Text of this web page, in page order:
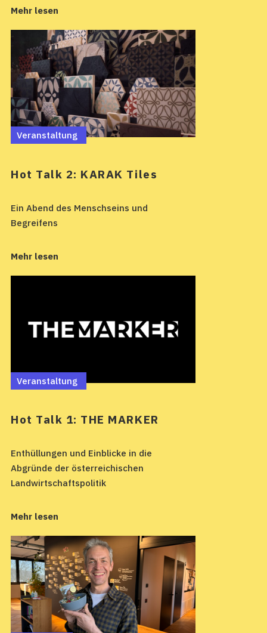
Mehr lesen
Veranstaltung
Hot Talk 2: KARAK Tiles
Ein Abend des Menschseins und
Begreifens
Mehr lesen
Veranstaltung
Hot Talk 1: THE MARKER
Enthüllungen und Einblicke in die
Abgründe der österreichischen
Landwirtschaftspolitik
Mehr lesen